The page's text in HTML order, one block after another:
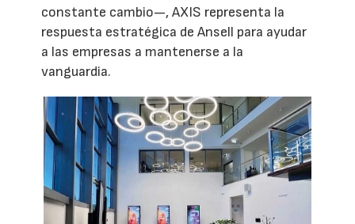
constante cambio—, AXIS representa la
respuesta estratégica de Ansell para ayudar
a las empresas a mantenerse a la
vanguardia.